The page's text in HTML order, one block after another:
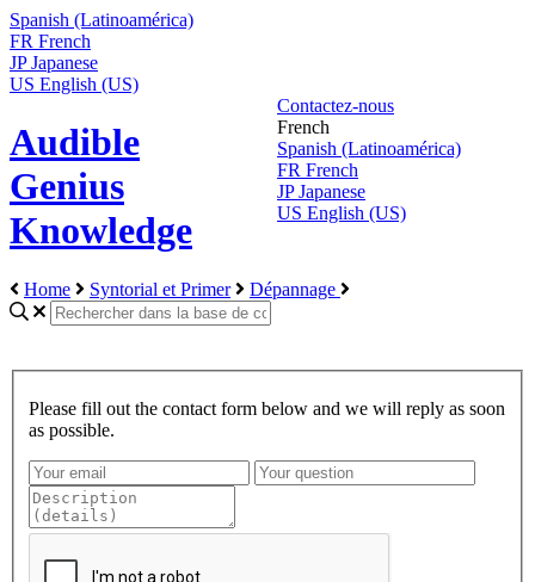
Spanish (Latinoamérica)
FR French
JP Japanese
US English (US)
Audible
Genius
Knowledge
Contactez-nous
French
Spanish (Latinoamérica)
FR French
JP Japanese
US English (US)
Home Syntorial et Primer Dépannage
Please fill out the contact form below and we will reply as soon
as possible.